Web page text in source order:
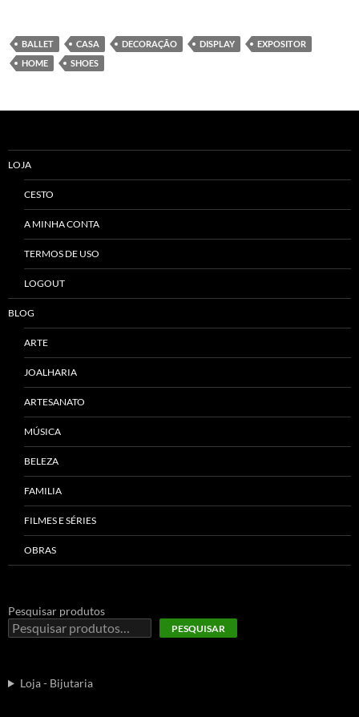
BALLET CASA DECORAÇÃO DISPLAY
EXPOSITOR
HOME
SHOES
LOJA
CESTO
A MINHA CONTA
TERMOS DE USO
LOGOUT
BLOG
ARTE
JOALHARIA
ARTESANATO
MÚSICA
BELEZA
FAMILIA
FILMES E SÉRIES
OBRAS
Pesquisar produtos
PESQUISAR
Loja - Bijutaria